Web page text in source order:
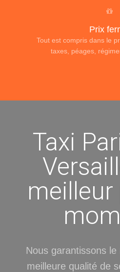
Prix
Tout est compris dans le
taxes, péages,
Taxi
meilleur
Nous garantissons
meilleure qualité de